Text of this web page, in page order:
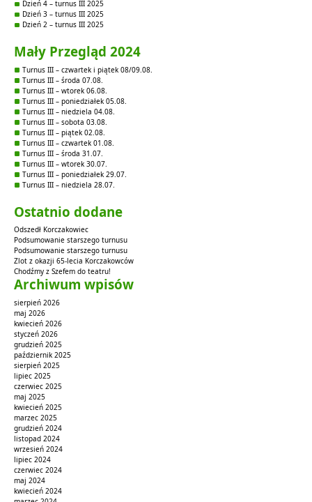
Dzień 4 – turnus III 2025
Dzień 3 – turnus III 2025
Dzień 2 – turnus III 2025
Mały Przegląd 2024
Turnus III – czwartek i piątek 08/09.08.
Turnus III – środa 07.08.
Turnus III – wtorek 06.08.
Turnus III – poniedziałek 05.08.
Turnus III – niedziela 04.08.
Turnus III – sobota 03.08.
Turnus III – piątek 02.08.
Turnus III – czwartek 01.08.
Turnus III – środa 31.07.
Turnus III – wtorek 30.07.
Turnus III – poniedziałek 29.07.
Turnus III – niedziela 28.07.
Ostatnio dodane
Odszedł Korczakowiec
Podsumowanie starszego turnusu
Podsumowanie starszego turnusu
Zlot z okazji 65-lecia Korczakowców
Chodźmy z Szefem do teatru!
Archiwum wpisów
sierpień 2026
maj 2026
kwiecień 2026
styczeń 2026
grudzień 2025
październik 2025
sierpień 2025
lipiec 2025
czerwiec 2025
maj 2025
kwiecień 2025
marzec 2025
grudzień 2024
listopad 2024
wrzesień 2024
lipiec 2024
czerwiec 2024
maj 2024
kwiecień 2024